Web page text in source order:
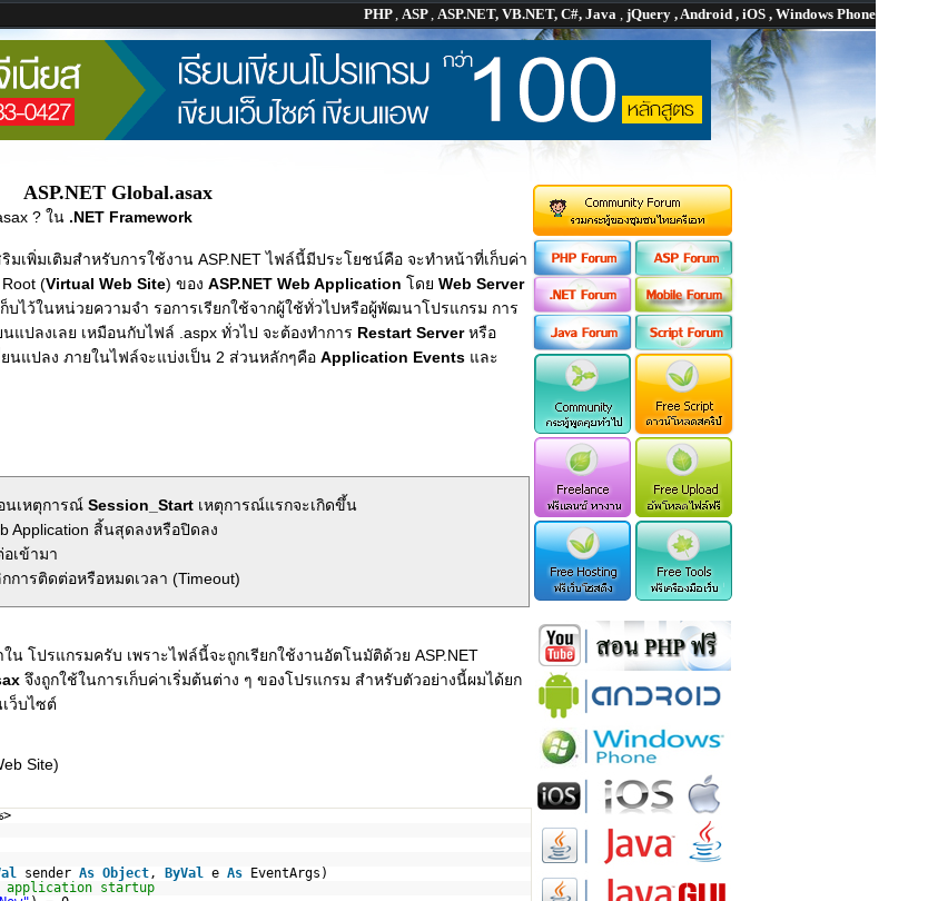
PHP, ASP, ASP.NET, VB.NET, C#, Java , jQuery , Android , iOS , Windows Phone
ASP.NET Global.asax
? ใน .NET Framework
ริมเพิ่มเติมสำหรับการใช้งาน ASP.NET ไฟล์นี้มีประโยชน์คือ จะทำหน้าที่เก็บค่า
(Virtual Web Site) ของ ASP.NET Web Application โดย Web Server
ไว้ในหน่วยความจำ รอการเรียกใช้จากผู้ใช้ทั่วไปหรือผู้พัฒนาโปรแกรม การ
แปลงเลย เหมือนกับไฟล์ .aspx ทั่วไป จะต้องทำการ Restart Serverหรือ
ยนแปลง ภายในไฟล์จะแบ่งเป็น 2 ส่วนหลักๆคือ Application Events และ
นเหตุการณ์ Session_Start เหตุการณ์แรกจะเกิดขึ้น
Application สิ้นสุดลงหรือปิดลง
เข้ามา
การติดต่อหรือหมดเวลา (Timeout)
น โปรแกรมครับ เพราะไฟล์นี้จะถูกเรียกใช้งานอัตโนมัติด้วย ASP.NET
จึงถูกใช้ในการเก็บค่าเริ่มต้นต่าง ๆ ของโปรแกรม สำหรับตัวอย่างนี้ผมได้ยก
ว็บไซต์
Site)
sender As Object, ByVal e As
EventArgs)
application startup